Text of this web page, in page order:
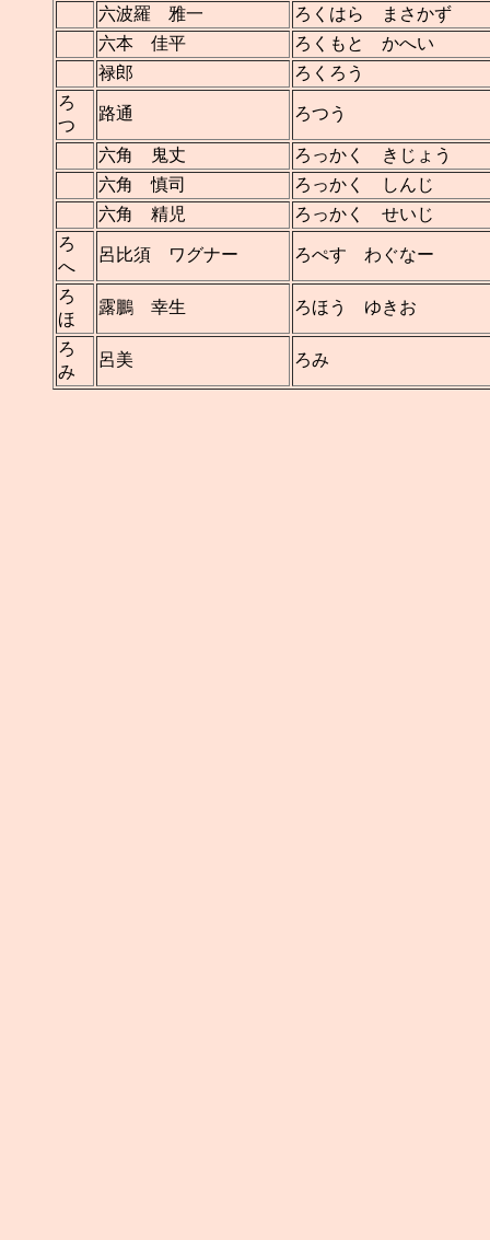
六波羅 雅一
ろくはら まさかず
六本 佳平
ろくもと かへい
禄郎
ろくろう
ろ
つ
路通 ろつう
六角 鬼丈
ろっかく きじょう
六角 慎司
ろっかく しんじ
六角 精児
ろっかく せいじ
ろ
へ
呂比須 ワグナー ろぺす わぐなー
ろ
ほ
露鵬 幸生 ろほう ゆきお
ろ
み
呂美 ろみ